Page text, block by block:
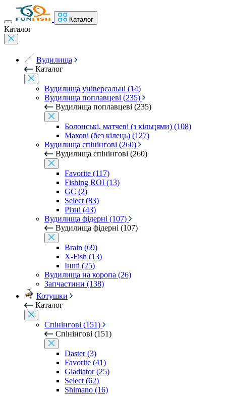
Каталог
Каталог
Вудилища
Каталог
Вудилища універсальні (14)
Вудилища поплавцеві (235)
Вудилища поплавцеві (235)
Болонські, матчеві (з кільцями) (108)
Махові (без кілець) (127)
Вудилища спінінгові (260)
Вудилища спінінгові (260)
Favorite (117)
Fishing ROI (13)
GC (2)
Select (83)
Різні (43)
Вудилища фідерні (107)
Вудилища фідерні (107)
Brain (69)
X-Fish (13)
Інші (25)
Вудилища на коропа (26)
Запчастини (138)
Котушки
Каталог
Спінінгові (151)
Спінінгові (151)
Daster (3)
Favorite (41)
Gladiator (25)
Select (62)
Shimano (16)